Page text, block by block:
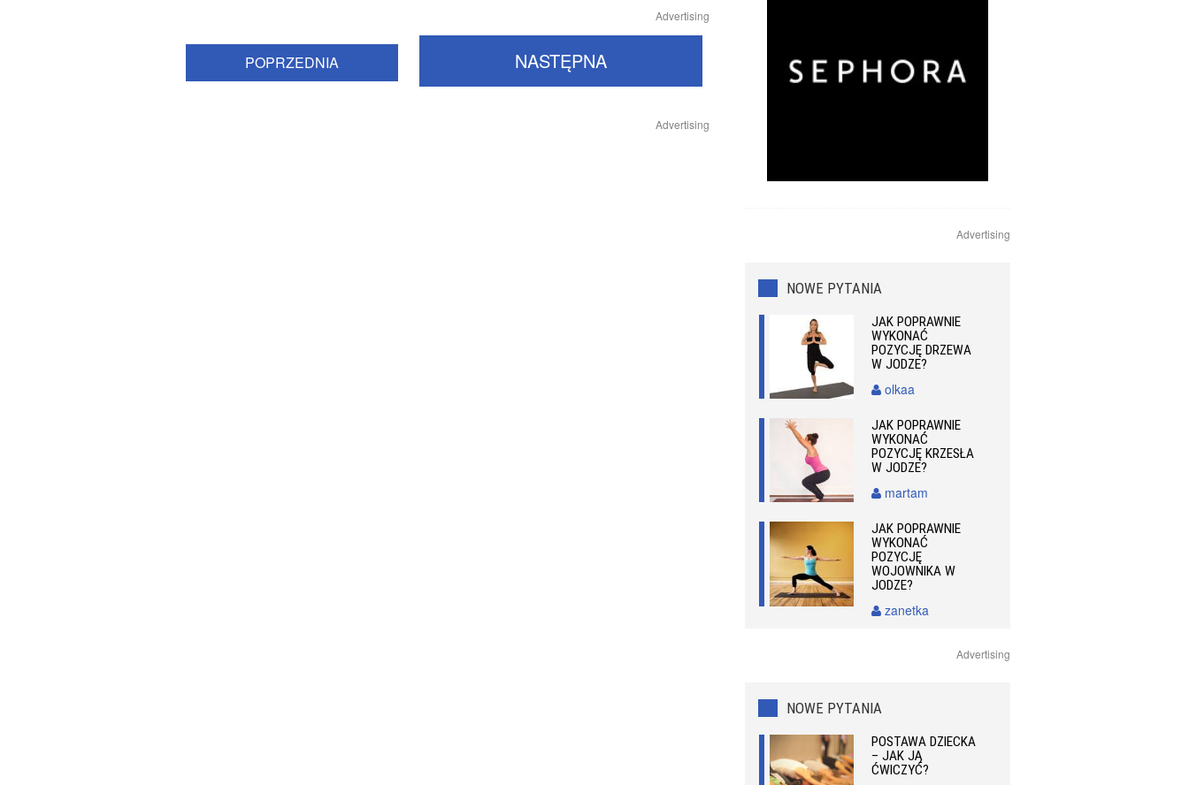
Advertising
POPRZEDNIA NASTĘPNA
Advertising
Advertising
NOWE PYTANIA
JAK POPRAWNIE
WYKONAĆ
POZYCJĘ DRZEWA
W JODZE?
olkaa
JAK POPRAWNIE
WYKONAĆ
POZYCJĘ KRZESŁA
W JODZE?
martam
JAK POPRAWNIE
WYKONAĆ
POZYCJĘ
WOJOWNIKA W
JODZE?
zanetka
Advertising
NOWE PYTANIA
POSTAWA DZIECKA
– JAK JĄ
ĆWICZYĆ?